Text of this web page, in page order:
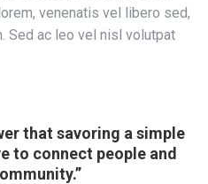
venenatis vel libero sed,
Sed ac leo vel nisl volutpat
that savoring a simple
to connect people and